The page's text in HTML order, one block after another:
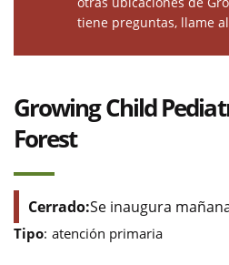
tiene preguntas, llame
Growing Child
Forest
Cerrado:Se inaugura
Tipo: atención primaria